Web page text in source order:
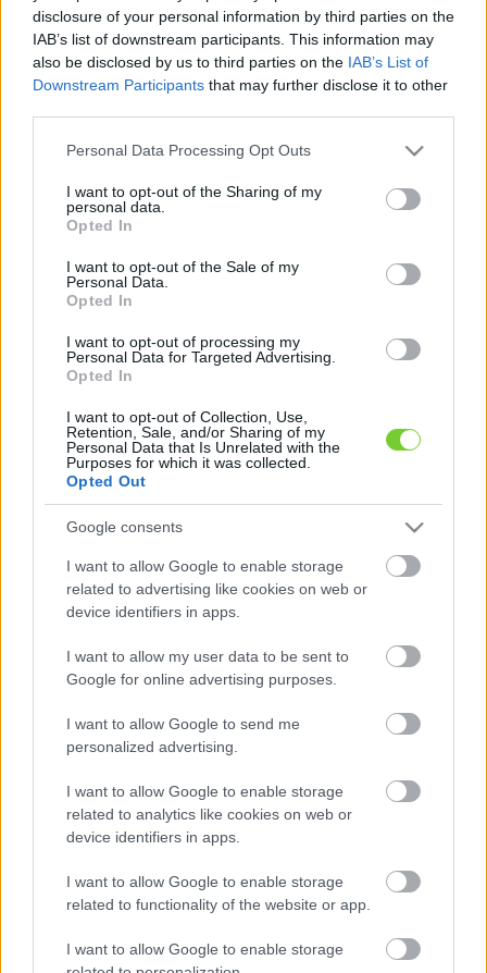
disclosure of your personal information by third parties on the
IAB’s list of downstream participants. This information may
also be disclosed by us to third parties on the IAB’s List of
Downstream Participants that may further disclose it to other
Please note that this website/app uses one or more Google
not limited to your visit or usage behaviour. You may click to
grant or deny consent to Google and its third-party tags to
use your data for below specified purposes in below Google
consent section.
Personal Data Processing Opt Outs
I want to opt-out of the Sharing of my
personal data.
Opted In
I want to opt-out of the Sale of my
Personal Data.
Opted In
I want to opt-out of processing my
Personal Data for Targeted Advertising.
Opted In
I want to opt-out of Collection, Use,
Retention, Sale, and/or Sharing of my
Personal Data that Is Unrelated with the
Purposes for which it was collected.
Opted Out
Google consents
I want to allow Google to enable storage
related to advertising like cookies on web or
device identifiers in apps.
I want to allow my user data to be sent to
Google for online advertising purposes.
I want to allow Google to send me
personalized advertising.
I want to allow Google to enable storage
related to analytics like cookies on web or
device identifiers in apps.
I want to allow Google to enable storage
related to functionality of the website or app.
I want to allow Google to enable storage
Felhasználónév
Jelszó
rám
Elfelejtette jelszavát?
Elfelejtette felhasználónevét?
Regisztráció
Bejelentkezés
faiskola.hu
Kertészeti, kerti termékek és szolgáltatások térképes
szaknévsora
MI A FAISKOLA.HU?
143
14
13
10
16
12
7
8
6
2
3
9
14
4
2
143
14
13
10
16
12
7
6
3
14
2